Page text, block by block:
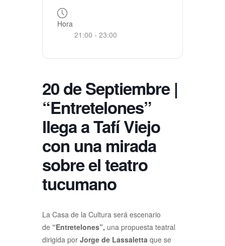
Hora
21:00 - 23:00
20 de Septiembre |
“Entretelones”
llega a Tafí Viejo
con una mirada
sobre el teatro
tucumano
La Casa de la Cultura será escenario
de “Entretelones”, una propuesta teatral
dirigida por Jorge de Lassaletta que se